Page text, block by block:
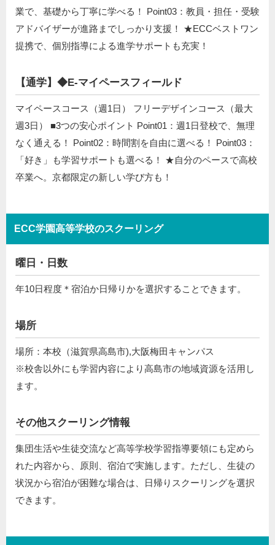
業で、基礎から丁寧に学べる！ Point03：教員・担任・受験
アドバイザーが進路までしっかり支援！ ★ECCベストワン
提携で、個別指導による進学サポートも充実！
【通学】◆E-マイペースフィールド
マイペースコース（週1日） フリーデザインコース（最大
週3日） ■3つの安心ポイント Point01：週1日登校で、無理
なく通える！ Point02：時間割を自由に選べる！ Point03：
「好き」も学習サポートも選べる！ ★自分のペースで高校
卒業へ。京都限定の新しい学び方も！
ECC学園高等学校のスクーリング
曜日・日数
年10日程度＊宿泊か日帰りかを選択することできます。
場所
場所：本校（滋賀県高島市),大阪梅田キャンパス
※校舎以外にも学習内容により高島市の地域資源を活用し
ます。
その他スクーリング情報
集団生活や生徒交流など高等学校学習指導要領にも定めら
れた内容から、原則、宿泊で実施します。ただし、生徒の
状況から宿泊が困難な場合は、日帰りスクーリングを選択
できます。